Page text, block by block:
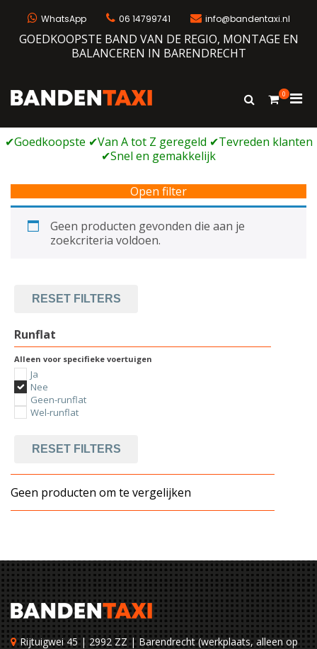
WhatsApp 06 14799741 info@bandentaxi.nl
GOEDKOOPSTE BAND VAN DE REGIO, MONTAGE EN
BALANCEREN IN BARENDRECHT
Bandengarage met eigen webshop
Toon
0
voor
Open filter
Geen producten gevonden die aan je
zoekcriteria voldoen.
RESET FILTERS
Runflat
Alleen voor specifieke voertuigen
Ja
Nee
Geen-runflat
Wel-runflat
RESET FILTERS
Geen producten om te vergelijken
Rijtuigwei 45 | 2992 ZZ | Barendrecht (werkplaats, alleen op